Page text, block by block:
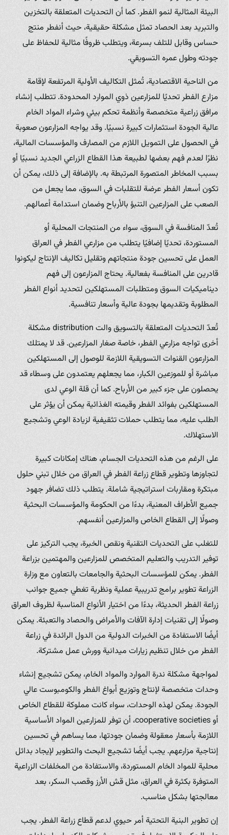
البيئة المثالية لنمو الفطر. كما أن التحديات المتعلقة بالتخزين
والتبريد بعد الحصاد تمثل مشكلة حقيقية، حيث أنفطر منتج
حساس وقابل للتلف بسرعة، ويتطلب ظروفًا مثالية للحفاظ على
جودته وطول عمره التسويقي.
من الناحية الاقتصادية، تُمثل التكاليف الأولية المرتفعة لإقامة
مزارع الفطر تحديًا للمزارعين ذوي الموارد المحدودة. تتطلب إنشاء
مرافق زراعية متخصصة وأنظمة تحكم بيئي وشراء المواد الخام
عالية الجودة استثمارات كبيرة نسبيًا. وقد يواجه المزارعون صعوبة
في الحصول على التمويل اللازم من المصارف والمؤسسات المالية،
نظرًا لعدم فهم بعضها لطبيعة هذا القطاع الزراعي الجديد نسبيًا أو
بسبب المخاطر المتصورة المرتبطة به. بالإضافة إلى ذلك، يمكن أن
تكون أسعار الفطر عرضة للتقلبات في السوق، مما يجعل من
الصعب على المزارعين التنبؤ بالأرباح وضمان استدامة أعمالهم.
تُعدّ المنافسة في السوق، سواء من المنتجات المحلية أو
المستوردة، تحديًا إضافيًا يتطلب من مزارعي الفطر في العراق
العمل على تحسين جودة منتجاتهم وتقليل تكاليف الإنتاج ليكونوا
قادرين على المنافسة بفعالية. يحتاج المزارعون إلى فهم
ديناميكيات السوق ومتطلبات المستهلكين لتحديد أنواع الفطر
المطلوبة وتقديمها بجودة عالية وأسعار تنافسية.
تُعدّ التحديات المتعلقة بالتسويق والت distribution مشكلة
أخرى تواجه مزارعي الفطر، خاصة صغار المزارعين. قد لا يمتلك
المزارعون القنوات التسويقية اللازمة للوصول إلى المستهلكين
مباشرة أو للموزعين الكبار، مما يجعلهم يعتمدون على وسطاء قد
يحصلون على جزء كبير من الأرباح. كما أن قلة الوعي لدى
المستهلكين بفوائد الفطر وقيمته الغذائية يمكن أن يؤثر على
الطلب عليه، مما يتطلب حملات تثقيفية لزيادة الوعي وتشجيع
الاستهلاك.
على الرغم من هذه التحديات الجسام، هناك إمكانات كبيرة
لتجاوزها وتطوير قطاع زراعة الفطر في العراق من خلال تبني حلول
مبتكرة ومقاربات استراتيجية شاملة. يتطلب ذلك تضافر جهود
جميع الأطراف المعنية، بدءًا من الحكومة والمؤسسات البحثية
وصولًا إلى القطاع الخاص والمزارعين أنفسهم.
للتغلب على التحديات التقنية ونقص الخبرة، يجب التركيز على
توفير التدريب والتعليم المتخصص للمزارعين والمهتمين بزراعة
الفطر. يمكن للمؤسسات البحثية والجامعات بالتعاون مع وزارة
الزراعة تطوير برامج تدريبية عملية ونظرية تغطي جميع جوانب
زراعة الفطر الحديثة، بدءًا من اختيار الأنواع المناسبة لظروف العراق
وصولًا إلى تقنيات إدارة الآفات والأمراض والحصاد والتعبئة. يمكن
أيضًا الاستفادة من الخبرات الدولية من الدول الرائدة في زراعة
الفطر من خلال تنظيم زيارات ميدانية وورش عمل مشتركة.
لمواجهة مشكلة ندرة الموارد والمواد الخام، يمكن تشجيع إنشاء
وحدات متخصصة لإنتاج وتوزيع أبواغ الفطر والكومبوست عالي
الجودة. يمكن لهذه الوحدات، سواء كانت مملوكة للقطاع الخاص
أو cooperative societies، أن توفر للمزارعين المواد الأساسية
اللازمة بأسعار معقولة وضمان جودتها، مما يساهم في تحسين
إنتاجية مزارعهم. يجب أيضًا تشجيع البحث والتطوير لإيجاد بدائل
محلية للمواد الخام المستوردة، والاستفادة من المخلفات الزراعية
المتوفرة بكثرة في العراق، مثل قش الأرز وقصب السكر، بعد
معالجتها بشكل مناسب.
إن تطوير البنية التحتية أمر حيوي لدعم قطاع زراعة الفطر. يجب